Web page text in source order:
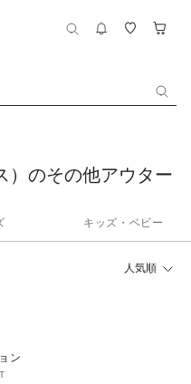
）のその他アウター
キッズ・ベビー
人気順
ン